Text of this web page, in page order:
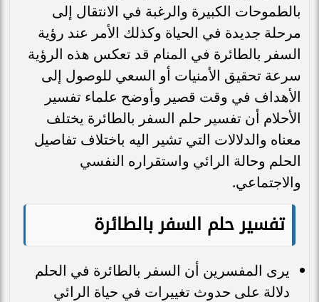
بالطموحات الكبيرة والرغبة في الانتقال إلى
مرحلة جديدة في الحياة وكذلك الأمر عند رؤية
السفر بالطائرة في المنام قد تعكس هذه الرؤية
سرعة تحقيق الأمنيات أو السعي للوصول إلى
الأهداف في وقت قصير وأوضح علماء تفسير
الأحلام أن تفسير حلم السفر بالطائرة يختلف
معناه والدلالات التي تشير اليه باختلاف تفاصيل
الحلم وحالة الرائي واستقراره النفسي
والاجتماعي.
تفسير حلم السفر بالطائرة
يرى المفسرين أن السفر بالطائرة في الحلم
دلالة على حدوث تغييرات في حياة الرائي